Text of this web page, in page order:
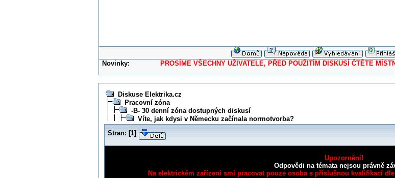
Novinky: PROSÍME VŠECHNY UŽIVATELE, PŘED POUŽITÍM DISKUSÍ ČTĚTE
Diskuse Elektrika.cz
Pracovní zóna
-B- 30 denní zóna dostupných diskusí
Víte, jak kdysi v Německu začínala normotvorba?
Stran: [1]
Upozornění!
Odpovědi na témata nejsou právně
Na elektrickém zařízení smí pracovat pouze osoba s příslušnou kvalifikací